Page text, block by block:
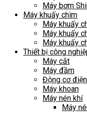
Máy bơm
Máy khuấy chìm
Máy khuấy
Máy khuấy
Máy khuấy
Thiết bị công
Máy cắt
Máy đầm
Động cơ điện
Máy khoan
Máy nén khí
Máy